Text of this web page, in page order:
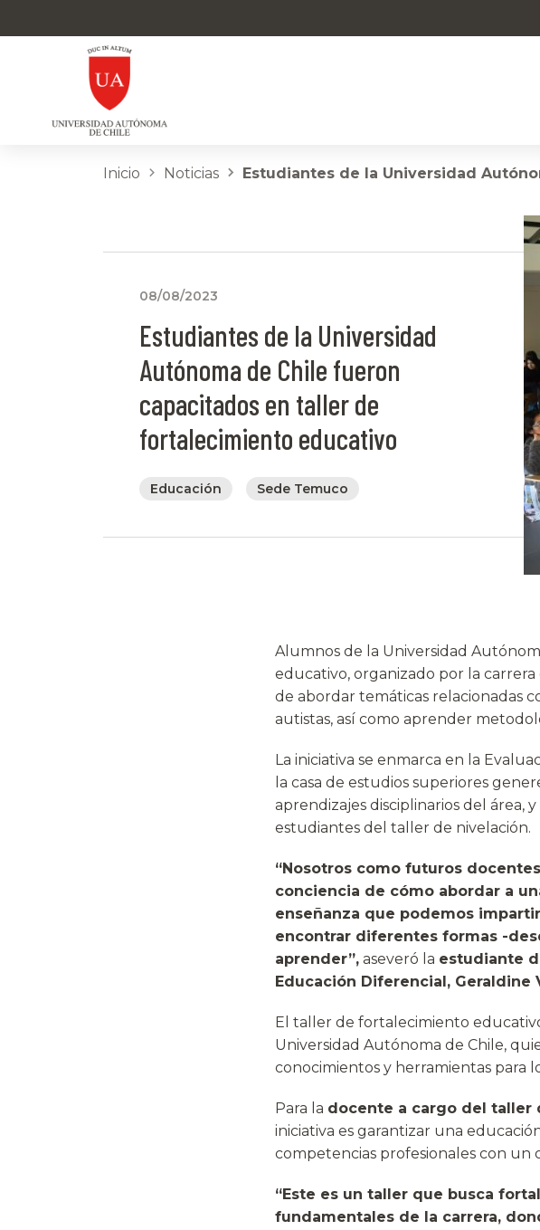
Inicio Noticias Estudiantes de la Universidad
08/08/2023
Estudiantes de la Universidad
Autónoma de Chile fueron
capacitados en taller de
fortalecimiento educativo
Educación Sede Temuco
Alumnos de la Universidad
educativo, organizado por la carrera
de abordar temáticas relacionadas
autistas, así como aprender
La iniciativa se enmarca en la
la casa de estudios superiores
aprendizajes disciplinarios del área,
estudiantes del taller de nivelación.
“Nosotros como futuros
conciencia de cómo abordar a
enseñanza que podemos
encontrar diferentes formas -
aprender”, aseveró la estudiante
Educación Diferencial, Geraldine
El taller de fortalecimiento
Universidad Autónoma de Chile,
conocimientos y herramientas para
Para la docente a cargo del taller
iniciativa es garantizar una
competencias profesionales con un
“Este es un taller que busca
fundamentales de la carrera,